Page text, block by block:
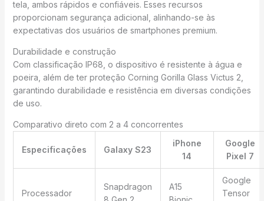
tela, ambos rápidos e confiáveis. Esses recursos
proporcionam segurança adicional, alinhando-se às
expectativas dos usuários de smartphones premium.
Durabilidade e construção
Com classificação IP68, o dispositivo é resistente à água e
poeira, além de ter proteção Corning Gorilla Glass Victus 2,
garantindo durabilidade e resistência em diversas condições
de uso.
Comparativo direto com 2 a 4 concorrentes
Especificações Galaxy S23
iPhone
14
Google
Pixel 7
Processador
Snapdragon
A15
Google
Tensor